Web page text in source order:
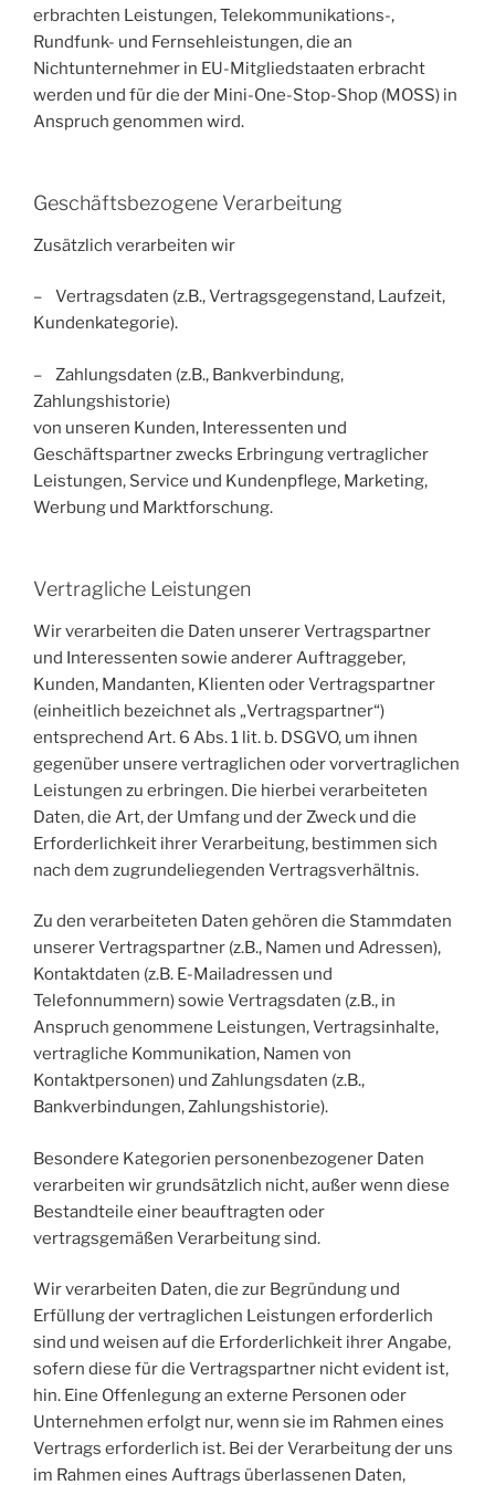
erbrachten Leistungen, Telekommunikations-,
Rundfunk- und Fernsehleistungen, die an
Nichtunternehmer in EU-Mitgliedstaaten erbracht
werden und für die der Mini-One-Stop-Shop (MOSS) in
Anspruch genommen wird.
Geschäftsbezogene Verarbeitung
Zusätzlich verarbeiten wir
– Vertragsdaten (z.B., Vertragsgegenstand, Laufzeit,
Kundenkategorie).
– Zahlungsdaten (z.B., Bankverbindung,
Zahlungshistorie)
von unseren Kunden, Interessenten und
Geschäftspartner zwecks Erbringung vertraglicher
Leistungen, Service und Kundenpflege, Marketing,
Werbung und Marktforschung.
Vertragliche Leistungen
Wir verarbeiten die Daten unserer Vertragspartner
und Interessenten sowie anderer Auftraggeber,
Kunden, Mandanten, Klienten oder Vertragspartner
(einheitlich bezeichnet als „Vertragspartner“)
entsprechend Art. 6 Abs.1 lit. b. DSGVO, um ihnen
gegenüber unsere vertraglichen oder vorvertraglichen
Leistungen zu erbringen. Die hierbei verarbeiteten
Daten, die Art, der Umfang und der Zweck und die
Erforderlichkeit ihrer Verarbeitung, bestimmen sich
nach dem zugrundeliegenden Vertragsverhältnis.
Zu den verarbeiteten Daten gehören die Stammdaten
unserer Vertragspartner (z.B., Namen und Adressen),
Kontaktdaten (z.B. E-Mailadressen und
Telefonnummern) sowie Vertragsdaten (z.B., in
Anspruch genommene Leistungen, Vertragsinhalte,
vertragliche Kommunikation, Namen von
Kontaktpersonen) und Zahlungsdaten (z.B.,
Bankverbindungen, Zahlungshistorie).
Besondere Kategorien personenbezogener Daten
verarbeiten wir grundsätzlich nicht, außer wenn diese
Bestandteile einer beauftragten oder
vertragsgemäßen Verarbeitung sind.
Wir verarbeiten Daten, die zur Begründung und
Erfüllung der vertraglichen Leistungen erforderlich
sind und weisen auf die Erforderlichkeit ihrer Angabe,
sofern diese für die Vertragspartner nicht evident ist,
hin. Eine Offenlegung an externe Personen oder
Unternehmen erfolgt nur, wenn sie im Rahmen eines
Vertrags erforderlich ist. Bei der Verarbeitung der uns
im Rahmen eines Auftrags überlassenen Daten,